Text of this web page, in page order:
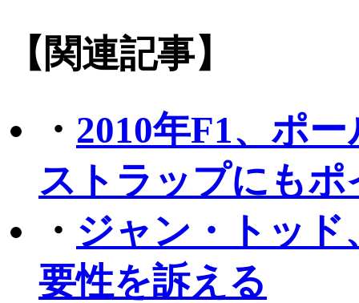
【関連記事】
・ 2010年F1、ポ
ストラップにもポ
・ ジャン・トッ
要性を訴える